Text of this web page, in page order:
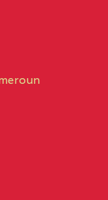
LAIC